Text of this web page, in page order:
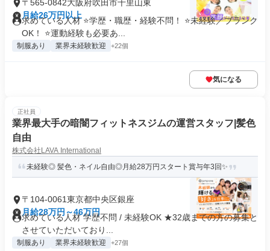
〒565-0842大阪府吹田市千里山東
月給26万円以上
求めている人材 ⭐学歴・職歴・経験不問！ ⭐未経験／ブランク
OK！ ⭐運動経験も必要あ...
制服あり 業界未経験歓迎 +22個
気になる
正社員
業界最大手の暗闇フィットネスジムの運営スタッフ|髪色
自由
株式会社LAVA International
未経験◎ 髪色・ネイル自由◎月給28万円スタート賞与年3回✨
〒104-0061東京都中央区銀座
月給28万円～46万円
求めている人材 学歴不問 / 未経験OK ★32歳までの方の募集と
させていただいており...
制服あり 業界未経験歓迎 +27個